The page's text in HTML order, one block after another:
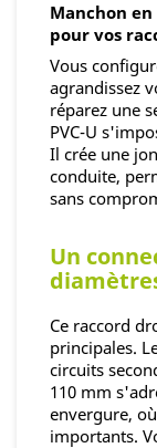
Manchon
pour vos
Vous
agrandissez
réparez une
PVC-U
Il crée une
conduite,
sans
Un
Ce raccord
principales.
circuits
110 mm
envergure,
importants.